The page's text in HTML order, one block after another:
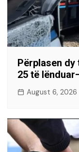
Përplasen dy
25 të
August 6, 2026